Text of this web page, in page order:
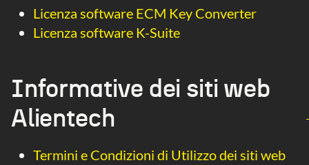
Licenza software ECM Key Converter
Licenza software K-Suite
Informative dei siti web
Alientech
Termini e Condizioni di Utilizzo dei siti web